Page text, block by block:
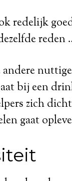
redelijk
reden
bij een
zich
gaat